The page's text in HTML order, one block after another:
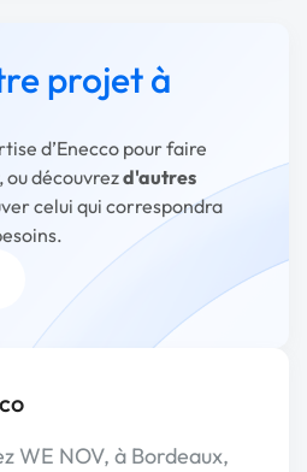
projet à
d’Enecco pour faire
découvrezd'autres
celui qui correspondra
WE NOV, à Bordeaux,